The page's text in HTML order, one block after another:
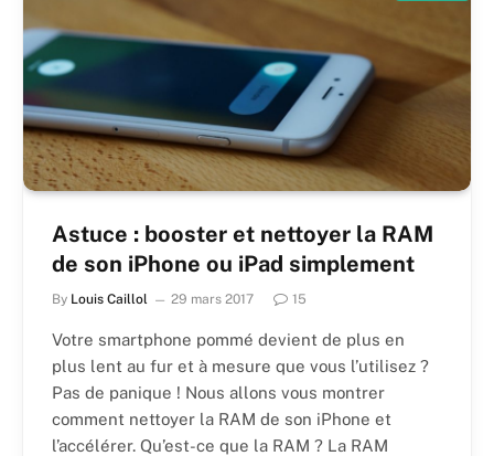
Astuce : booster et nettoyer la RAM
de son iPhone ou iPad simplement
By Louis Caillol 29 mars 2017 15
Votre smartphone pommé devient de plus en
plus lent au fur et à mesure que vous l’utilisez ?
Pas de panique ! Nous allons vous montrer
comment nettoyer la RAM de son iPhone et
l’accélérer. Qu’est-ce que la RAM ? La RAM